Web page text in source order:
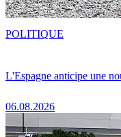
L'Espagne anticipe une
06.08.2026
POLITIQUE